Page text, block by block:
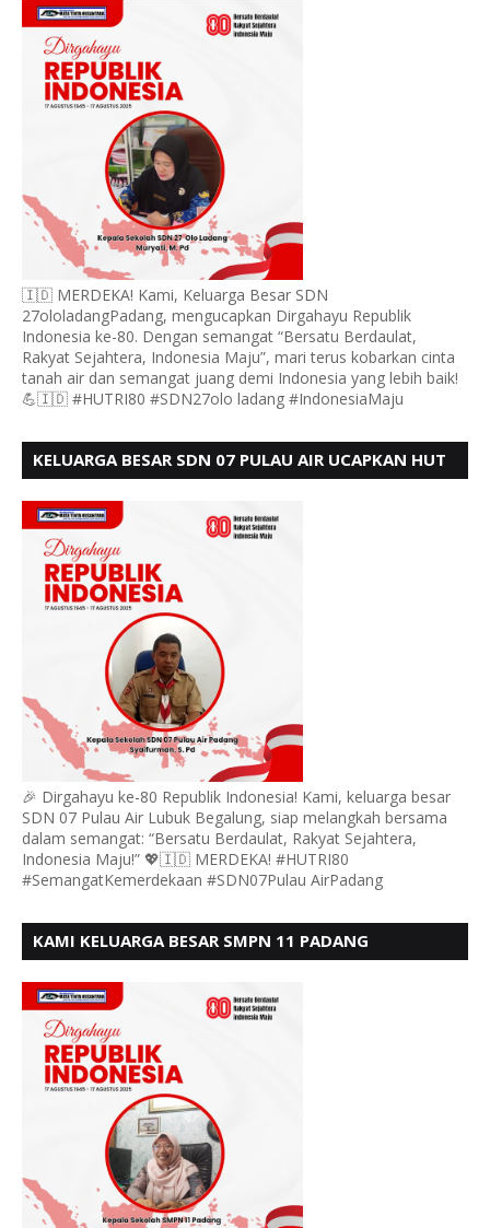
🇮🇩 MERDEKA! Kami, Keluarga Besar SDN
27ololadangPadang, mengucapkan Dirgahayu Republik
Indonesia ke-80. Dengan semangat “Bersatu Berdaulat,
Rakyat Sejahtera, Indonesia Maju”, mari terus kobarkan cinta
tanah air dan semangat juang demi Indonesia yang lebih baik!
💪🇮🇩 #HUTRI80 #SDN27olo ladang #IndonesiaMaju
KELUARGA BESAR SDN 07 PULAU AIR UCAPKAN HUT
🎉 Dirgahayu ke-80 Republik Indonesia! Kami, keluarga besar
SDN 07 Pulau Air Lubuk Begalung, siap melangkah bersama
dalam semangat: “Bersatu Berdaulat, Rakyat Sejahtera,
Indonesia Maju!” 💖🇮🇩 MERDEKA! #HUTRI80
#SemangatKemerdekaan #SDN07Pulau AirPadang
KAMI KELUARGA BESAR SMPN 11 PADANG
BERDAULAT